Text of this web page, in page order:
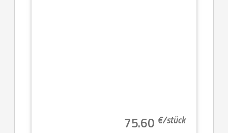
75.60 €/stück